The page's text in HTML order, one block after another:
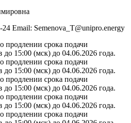
Email: Semenova_T@unipro.energy
продлении срока подачи
15:00 (мск) до 04.06.2026 года.
продлении срока подачи
15:00 (мск) до 04.06.2026 года.
продлении срока подачи
15:00 (мск) до 04.06.2026 года.
продлении срока подачи
15:00 (мск) до 04.06.2026 года.
продлении срока подачи